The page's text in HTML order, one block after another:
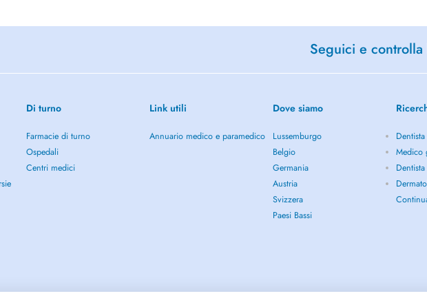
Seguici e
Di turno
Farmacie di turno
Ospedali
Centri medici
Link utili
Annuario medico e paramedico
Dove siamo
Lussemburgo
Belgio
Germania
Austria
Svizzera
Paesi Bassi
Medico